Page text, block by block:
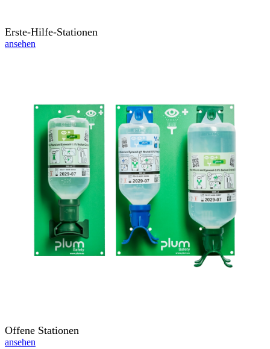
Erste-Hilfe-Stationen
ansehen
Offene Stationen
ansehen